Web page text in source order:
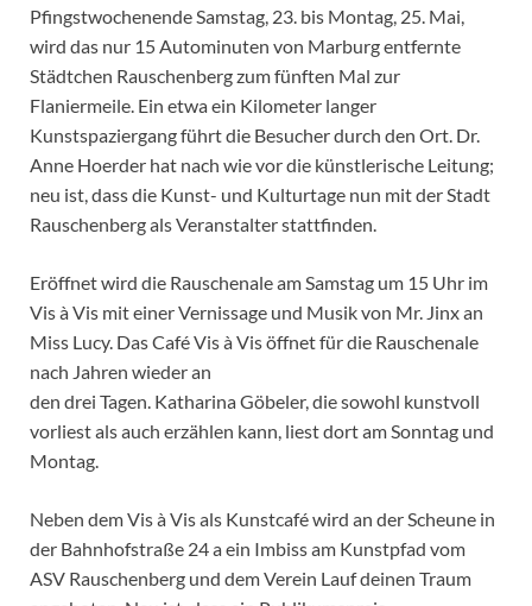
Pfingstwochenende Samstag, 23. bis Montag, 25. Mai,
wird das nur 15 Autominuten von Marburg entfernte
Städtchen Rauschenberg zum fünften Mal zur
Flaniermeile. Ein etwa ein Kilometer langer
Kunstspaziergang führt die Besucher durch den Ort. Dr.
Anne Hoerder hat nach wie vor die künstlerische Leitung;
neu ist, dass die Kunst- und Kulturtage nun mit der Stadt
Rauschenberg als Veranstalter stattfinden.
Eröffnet wird die Rauschenale am Samstag um 15 Uhr im
Vis à Vis mit einer Vernissage und Musik von Mr. Jinx an
Miss Lucy. Das Café Vis à Vis öffnet für die Rauschenale
nach Jahren wieder an
den drei Tagen. Katharina Göbeler, die sowohl kunstvoll
vorliest als auch erzählen kann, liest dort am Sonntag und
Montag.
Neben dem Vis à Vis als Kunstcafé wird an der Scheune in
der Bahnhofstraße 24 a ein Imbiss am Kunstpfad vom
ASV Rauschenberg und dem Verein Lauf deinen Traum